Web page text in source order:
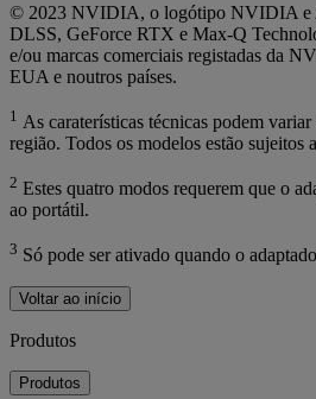
© 2023 NVIDIA, o logótipo NVIDIA e
DLSS, GeForce RTX e Max-Q
e/ou marcas comerciais registadas da
EUA e noutros países.
1 As caraterísticas técnicas podem
região. Todos os modelos estão sujeitos
2 Estes quatro modos requerem que o
ao portátil.
3 Só pode ser ativado quando o
Voltar ao início
Produtos
Produtos